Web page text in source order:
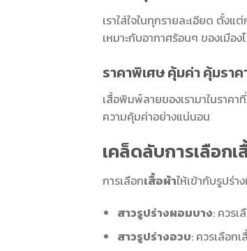
เราใส่ใจในทุกรายละเอียด ตั้ง
เหมาะกับอากาศร้อนๆ ของเมือ
ราคาพิเศษ คุ้มค่า คุ้มราค
เสื้อพิมพ์ลายของเรามาในราค
ความคุ้มค่าอย่างแน่นอน
เคล็ดลับการเลือก
การเลือกเสื้อผ้าให้เข้ากับรูปร่
สาวรูปร่างผอมบาง: ควร
สาวรูปร่างอวบ: ควรเลือก